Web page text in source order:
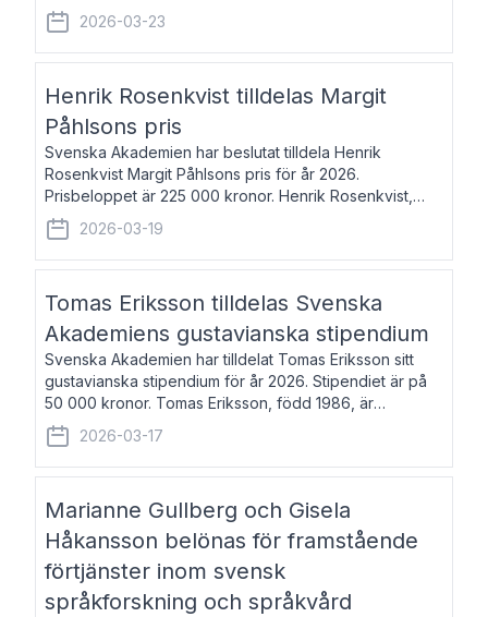
1977, är journalist och författare. Hon utkom i fjol med
boken Ligan. Klarakvarterens blodsyst
2026-03-23
Henrik Rosenkvist tilldelas Margit
Påhlsons pris
Svenska Akademien har beslutat tilldela Henrik
Rosenkvist Margit Påhlsons pris för år 2026.
Prisbeloppet är 225 000 kronor. Henrik Rosenkvist,
född 1965, är professor i nordiska språk vid Göteborgs
universitet. Han disputerade 2004 på avhan
2026-03-19
Tomas Eriksson tilldelas Svenska
Akademiens gustavianska stipendium
Svenska Akademien har tilldelat Tomas Eriksson sitt
gustavianska stipendium för år 2026. Stipendiet är på
50 000 kronor. Tomas Eriksson, född 1986, är
projektledare inom marknadsföring och författare och
utkom i fjol med boken Syndabocken.
2026-03-17
Marianne Gullberg och Gisela
Håkansson belönas för framstående
förtjänster inom svensk
språkforskning och språkvård